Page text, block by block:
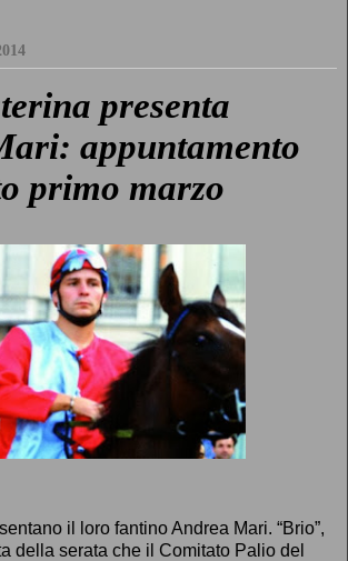
presenta
appuntamento
primo marzo
il loro fantino Andrea Mari. “Brio”,
della serata che il Comitato Palio del